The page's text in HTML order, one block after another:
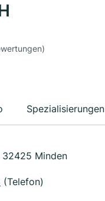
Spezialisierungen
32425 Minden
(Telefon)